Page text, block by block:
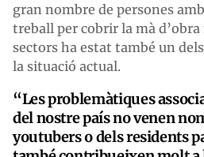
gran nombre de persones
treball per cobrir la mà d’obra
sectors ha estat també un
la situació actual.
“Les problemàtiques
del nostre país no venen
youtubers o dels residents